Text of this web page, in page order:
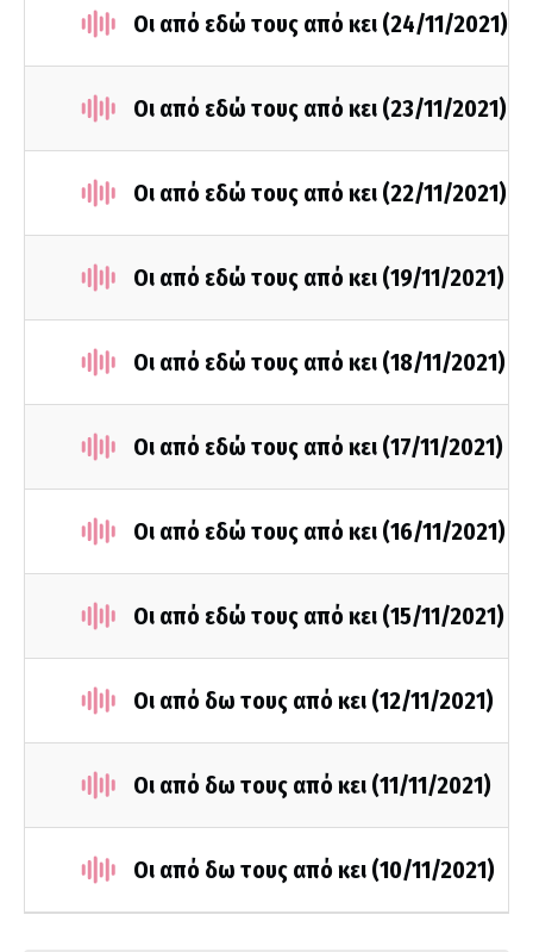
Οι από εδώ τους από κει (24/11/2021)
Οι από εδώ τους από κει (23/11/2021)
Οι από εδώ τους από κει (22/11/2021)
Οι από εδώ τους από κει (19/11/2021)
Οι από εδώ τους από κει (18/11/2021)
Οι από εδώ τους από κει (17/11/2021)
Οι από εδώ τους από κει (16/11/2021)
Οι από εδώ τους από κει (15/11/2021)
Οι από δω τους από κει (12/11/2021)
Οι από δω τους από κει (11/11/2021)
Οι από δω τους από κει (10/11/2021)